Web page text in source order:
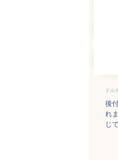
ドル
後
れ
じ